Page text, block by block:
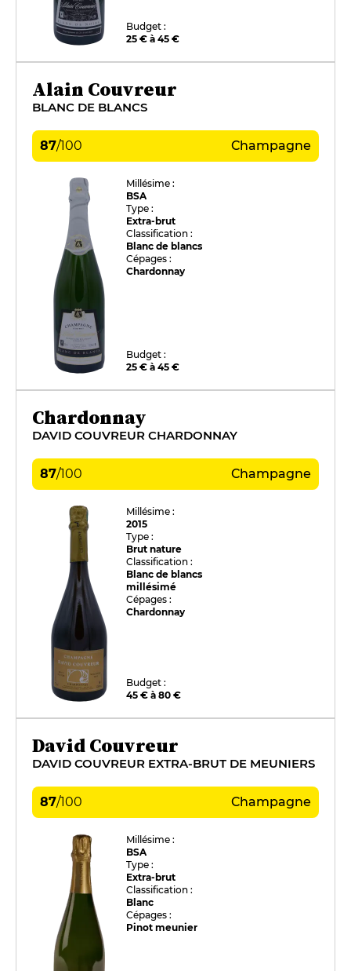
Budget :
25 € à 45 €
Alain Couvreur
BLANC DE BLANCS
87/100 Champagne
Millésime :
BSA
Type :
Extra-brut
Classification :
Blanc de blancs
Cépages :
Chardonnay
Budget :
25 € à 45 €
Chardonnay
DAVID COUVREUR CHARDONNAY
87/100 Champagne
Millésime :
2015
Type :
Brut nature
Classification :
Blanc de blancs
millésimé
Cépages :
Chardonnay
Budget :
45 € à 80 €
David Couvreur
DAVID COUVREUR EXTRA-BRUT DE MEUNIERS
87/100 Champagne
Millésime :
BSA
Type :
Extra-brut
Classification :
Blanc
Cépages :
Pinot meunier